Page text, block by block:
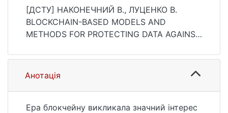
UNAUTHORIZED ACCESS. Прикладні
інформаційні системи та технології в
цифровому суспільстві, 1(1), 433–439.
2323.2024.433-439
[ДСТУ] НАКОНЕЧНИЙ В., ЛУЦЕНКО В.
BLOCKCHAIN-BASED MODELS AND
METHODS FOR PROTECTING DATA AGAINST
інформаційні системи та технології в
цифровому суспільстві. 2024. Vol. 1, no. 1. P.
433—439. DOI: 10.17721/3041-
25.07.2026).
Анотація
Ера блокчейну викликала значний інтерес